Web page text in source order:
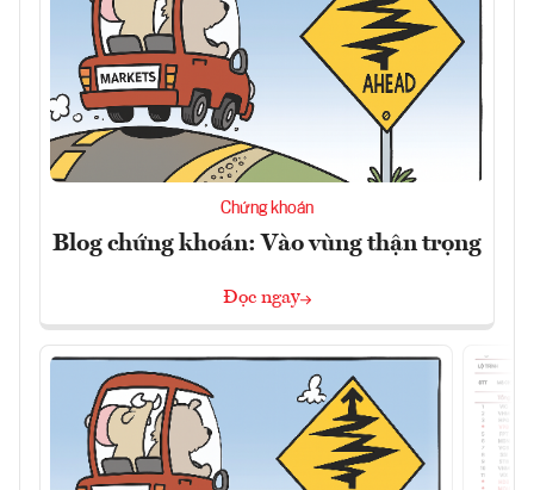
Chứng khoán
Blog chứng khoán: Vào vùng thận trọng
Đọc ngay